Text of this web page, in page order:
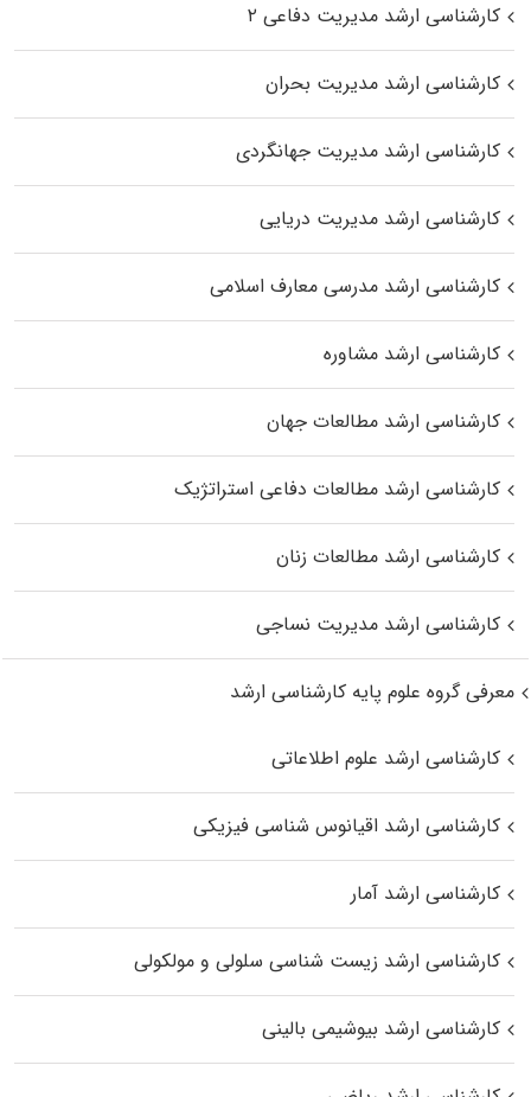
کارشناسی ارشد مدیریت دفاعی ۲
کارشناسی ارشد مدیریت بحران
کارشناسی ارشد مدیریت جهانگردی
کارشناسی ارشد مدیریت دریایی
کارشناسی ارشد مدرسی معارف اسلامی
کارشناسی ارشد مشاوره
کارشناسی ارشد مطالعات جهان
کارشناسی ارشد مطالعات دفاعی استراتژیک
کارشناسی ارشد مطالعات زنان
کارشناسی ارشد مدیریت نساجی
معرفی گروه علوم پایه کارشناسی ارشد
کارشناسی ارشد علوم اطلاعاتی
کارشناسی ارشد اقیانوس‌ شناسی فیزیکی
کارشناسی ارشد آمار
کارشناسی ارشد زیست شناسی سلولی و مولکولی
کارشناسی ارشد بیوشیمی بالینی